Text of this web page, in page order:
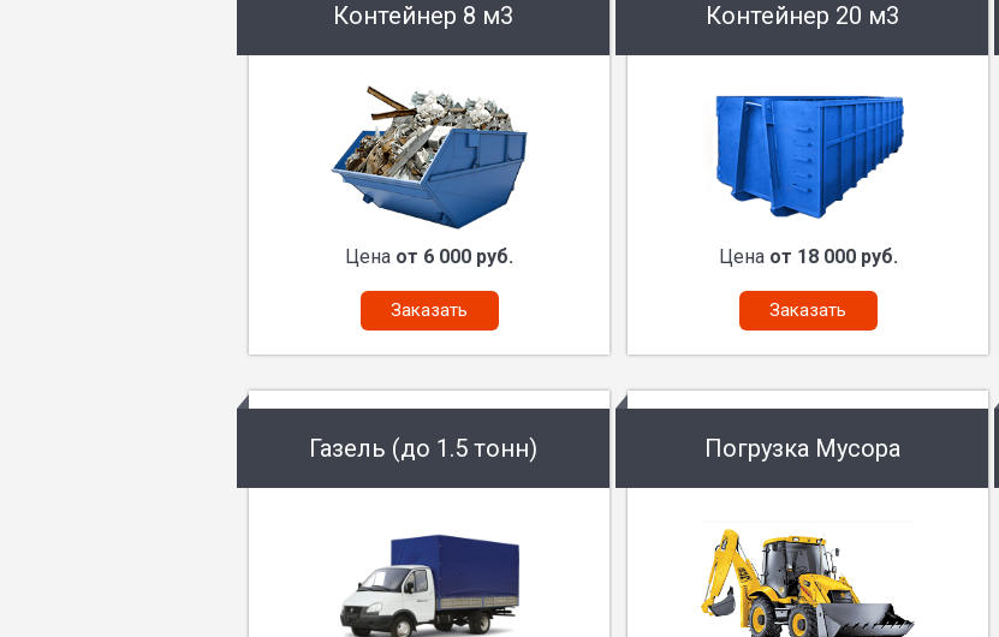
Контейнер 8 м3
Цена от 6 000 руб.
Заказать
Контейнер 20 м3
Цена от 18 000 руб.
Заказать
Газель (до 1.5 тонн) Погрузка Мусора